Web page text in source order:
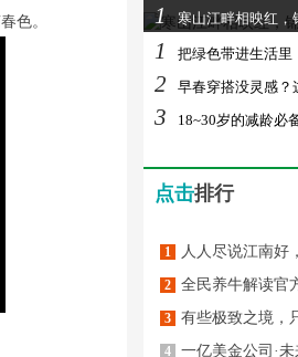
色。
1 寒山江畔相映红，
1 把绿色带进生活里
2 早春穿搭没灵感？
3 18~30岁的减龄必
点击排行
1 人人尽说江南好
2 全民养牛解读官
3 有些极致之境，
4 一亿美金公司·